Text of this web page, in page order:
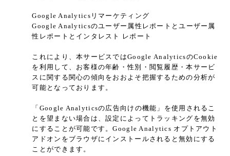
Google Analyticsリマーケティング
Google Analyticsのユーザー属性レポートとユーザー属
性レポートとインタレスト レポート
これにより、本サービスではGoogle AnalyticsのCookie
を利用して、お客様の年齢・性別・閲覧履歴・本サービ
スに関する関心の傾向をおおよそ把握するための分析が
可能となっております。
「Google Analyticsの広告向けの機能」を使用されるこ
とを望まない場合は、設定によってトラッキングを無効
にすることが可能です。Google Analytics オプトアウト
アドオンをブラウザにインストールされると無効にする
ことができます。